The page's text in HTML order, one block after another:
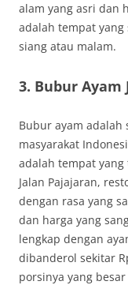
alam yang asri dan
adalah tempat
siang atau malam.
3. Bubur Ayam
Bubur ayam
masyarakat
adalah tempat
Jalan Pajajaran,
dengan rasa yang
dan harga yang
lengkap dengan
dibanderol sekitar
porsinya yang